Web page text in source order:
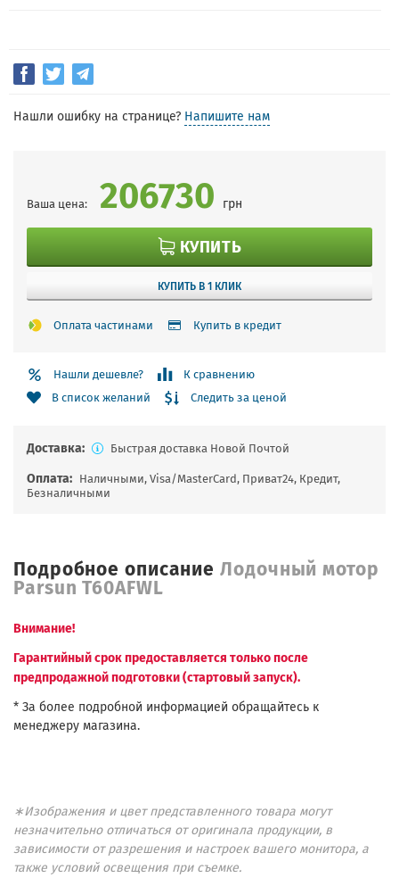
Нашли ошибку на странице? Напишите нам
Ваша цена: 206730 грн
КУПИТЬ
КУПИТЬ В 1 КЛИК
Оплата частинами Купить в кредит
Нашли дешевле?
К сравнению
В список желаний
Следить за ценой
Доставка: Быстрая доставка Новой Почтой
Оплата: Наличными, Visa/MasterCard, Приват24, Кредит,
Безналичными
Подробное описаниеЛодочный мотор
Parsun T60AFWL
Внимание!
Гарантийный срок предоставляется только после
предпродажной подготовки (стартовый запуск).
* За более подробной информацией обращайтесь к
менеджеру магазина.
∗Изображения и цвет представленного товара могут
незначительно отличаться от оригинала продукции, в
зависимости от разрешения и настроек вашего монитора, а
также условий освещения при съемке.